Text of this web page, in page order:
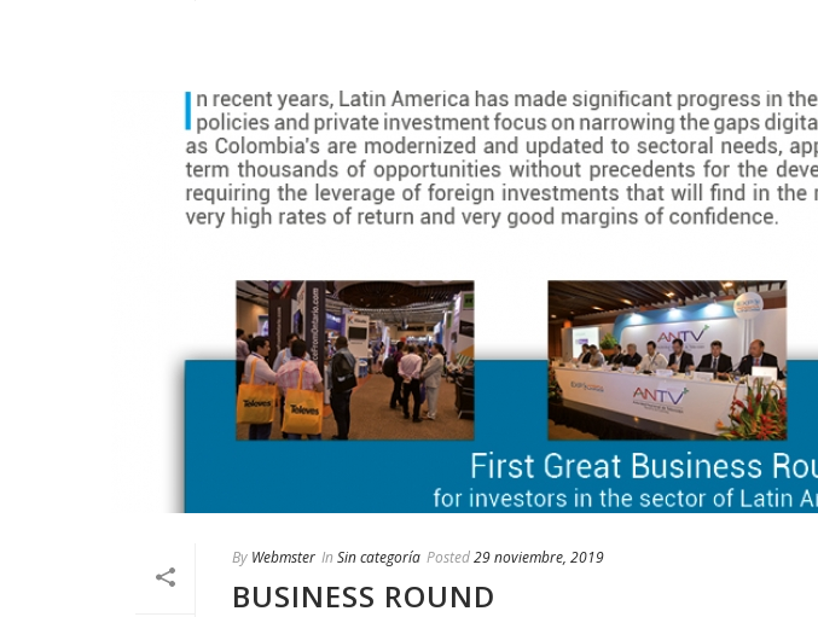
By Webmster In Sin categoría Posted29 noviembre, 2019
BUSINESS ROUND